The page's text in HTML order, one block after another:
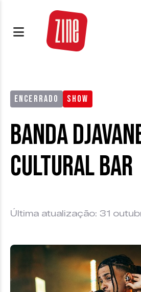
ENCERRADO SHOW
Banda
Cultural Bar
Última atualização: 31